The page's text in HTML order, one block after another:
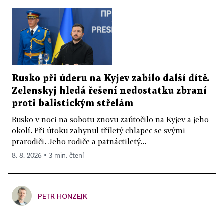
Rusko při úderu na Kyjev zabilo další dítě.
Zelenskyj hledá řešení nedostatku zbraní
proti balistickým střelám
Rusko v noci na sobotu znovu zaútočilo na Kyjev a jeho
okolí. Při útoku zahynul tříletý chlapec se svými
prarodiči. Jeho rodiče a patnáctiletý...
8. 8. 2026 ▪ 3 min. čtení
PETR HONZEJK